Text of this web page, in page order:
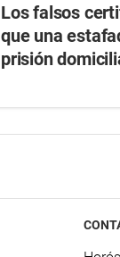
Los falsos
que una
prisión